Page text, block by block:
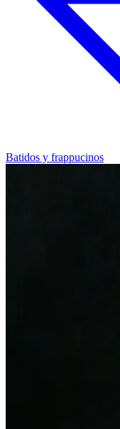
Batidos y frappucinos